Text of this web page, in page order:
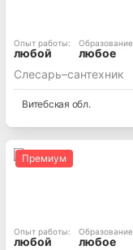
Опыт работы:
любой
Образование
любое
Слесарь–сантехник
Витебская обл.
Премиум
Опыт работы:
любой
Образование
любое